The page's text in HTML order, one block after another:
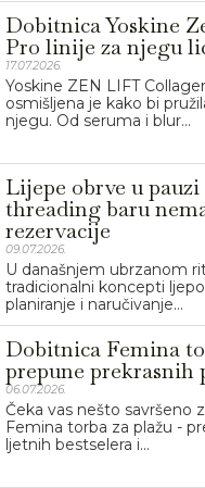
Dobitnica Yoskine
Pro linije za njegu
17.07.2026.
Yoskine ZEN LIFT
osmišljena je kako bi
njegu. Od seruma i blur...
Lijepe obrve u
threading baru
rezervacije
09.07.2026.
U današnjem ubrzanom
tradicionalni koncepti
planiranje i naručivanje...
Dobitnica Femina
prepune prekrasnih
06.07.2026.
Čeka vas nešto savršeno
Femina torba za plažu -
ljetnih bestselera i...